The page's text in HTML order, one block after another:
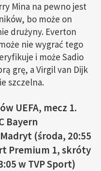
Mina na pewno jest
bo może on
drużyny. Everton
nie wygrać tego
i może Sadio
grę, a Virgil van Dijk
szczelna.
UEFA, mecz 1.
Bayern
(środa, 20:55
Premium 1, skróty
w TVP Sport)